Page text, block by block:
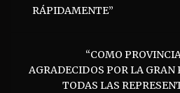
RÁPIDAMENTE”
“COMO
AGRADECIDOS POR LA GRAN
TODAS LAS